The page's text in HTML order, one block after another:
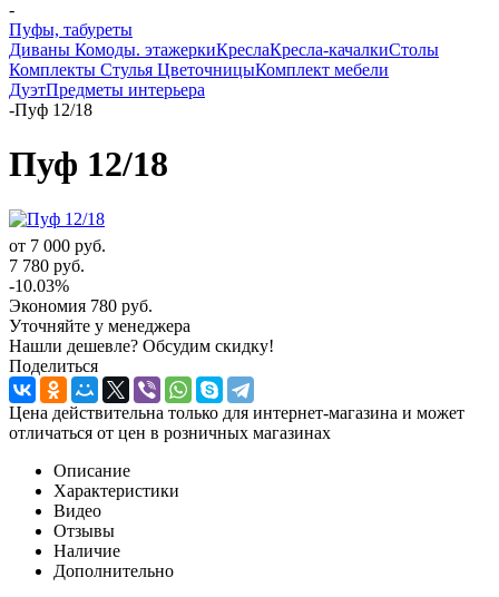
-
Пуфы, табуреты
Диваны Комоды. этажеркиКреслаКресла-качалкиСтолы
Комплекты Стулья ЦветочницыКомплект мебели
ДуэтПредметы интерьера
-Пуф 12/18
Пуф 12/18
от 7 000 руб.
7 780 руб.
-10.03%
Экономия 780 руб.
Уточняйте у менеджера
Нашли дешевле? Обсудим скидку!
Поделиться
Цена действительна только для интернет-магазина и может
отличаться от цен в розничных магазинах
Описание
Характеристики
Видео
Отзывы
Наличие
Дополнительно